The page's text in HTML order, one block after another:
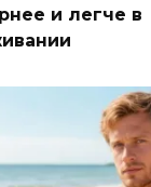
и легче в